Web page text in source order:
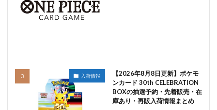
入荷情報
【2026年8月8日更新】ポケモ
ンカード 30th CELEBRATION
BOXの抽選予約・先着販売・在
庫あり・再販入荷情報まとめ